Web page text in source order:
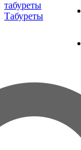
табуреты
Табуреты